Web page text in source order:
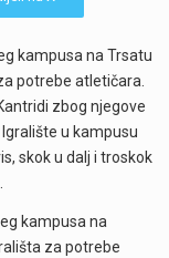
kampusa na Trsatu
potrebe atletičara.
zbog njegove
u kampusu
skok u dalj i troskok
kampusa na
za potrebe